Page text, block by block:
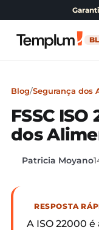
Blog/Segurança dos
FSSC
dos
Patricia Moyano
RESPOSTA
A ISO 22000